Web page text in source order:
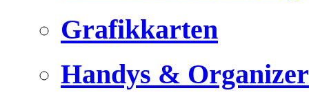
Grafikkarten
Handys & Organizer